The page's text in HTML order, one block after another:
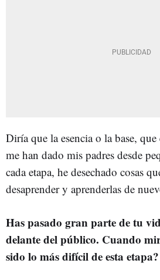
Diría que la esencia o la base,
me han dado mis padres desde
cada etapa, he desechado cosas
desaprender y aprenderlas de
Has pasado gran parte de tu
delante del público. Cuando
sido lo más difícil de esta etapa?